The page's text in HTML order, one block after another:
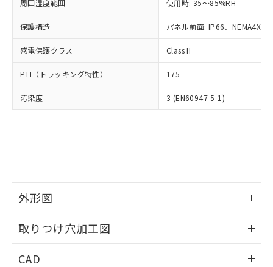
周囲湿度範囲 使用時: 35～85%RH
保護構造 パネル前面: IP66、NEMA4X,
感電保護クラス Class II
PTI（トラッキング特性） 175
汚染度 3 (EN60947-5-1)
外形図
取りつけ穴加工図
CAD
お客様が当ウェブサイト上で当社にご
登録された部品リストについて、当社
および当社の共同利用者が、当社の製
品・サービスに関するお客様との取
引・商談に必要な範囲で利用すること
※当社の共同利用者とは、"個人情報
の「1.共同利
用者の範囲」に記載されている法人を
※3 非含有証明書ダウンロード
下記の非含有証明書をダウンロードするこ
とができます。
EU RoHS指令（10物質）の非含有証明書
51物質の非含有証明書（当社基準）
※本証明書は発行日時点で非含有を証明す
るもので、過去に遡って非含有を証明する
していることから、特段のことがない限
り、2022年1月12日より割愛しておりま
す。
キャンセル